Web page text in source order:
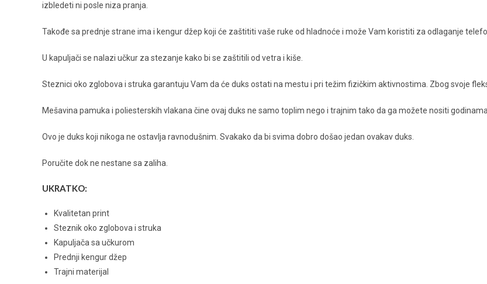
izbledeti ni posle niza pranja.
Takođe sa prednje strane ima i kengur džep koji će zaštititi vaše ruke od hladnoće i može Vam koristiti za odlaganje
U kapuljači se nalazi učkur za stezanje kako bi se zaštitili od vetra i kiše.
Steznici oko zglobova i struka garantuju Vam da će duks ostati na mestu i pri težim fizičkim aktivnostima. Zbog svoje
Mešavina pamuka i poliesterskih vlakana čine ovaj duks ne samo toplim nego i trajnim tako da ga možete nositi
Ovo je duks koji nikoga ne ostavlja ravnodušnim. Svakako da bi svima dobro došao jedan ovakav duks.
Poručite dok ne nestane sa zaliha.
UKRATKO:
Kvalitetan print
Steznik oko zglobova i struka
Kapuljača sa učkurom
Prednji kengur džep
Trajni materijal